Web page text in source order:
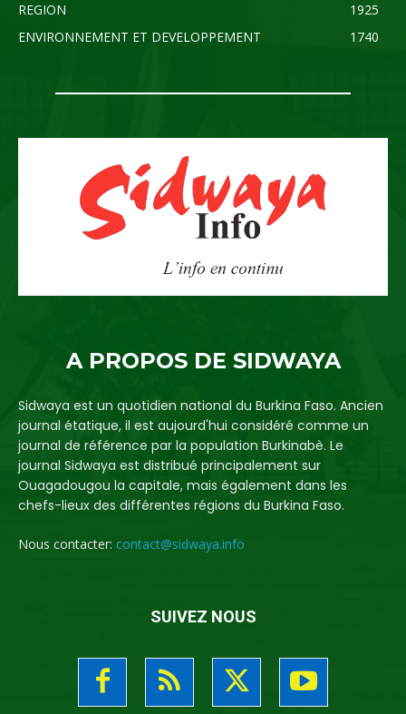
REGION
1925
ENVIRONNEMENT ET DEVELOPPEMENT
1740
A PROPOS DE SIDWAYA
Sidwaya est un quotidien national du Burkina Faso. Ancien
journal étatique, il est aujourd'hui considéré comme un
journal de référence par la population Burkinabè. Le
journal Sidwaya est distribué principalement sur
Ouagadougou la capitale, mais également dans les
chefs-lieux des différentes régions du Burkina Faso.
Nous contacter: contact@sidwaya.info
SUIVEZ NOUS